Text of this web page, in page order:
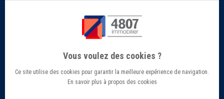
Nos agences 4807
Barème Transaction immobilière
SERVICES EN LIGNE
Estimer mon bien immobilier en ligne
Candidature location
Offres d’emploi - Recrutement
Vous voulez des cookies ?
Ce site utilise des cookies pour garantir la meilleure expérience de navigation.
En savoir plus à propos des cookies